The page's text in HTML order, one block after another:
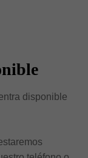
disponible